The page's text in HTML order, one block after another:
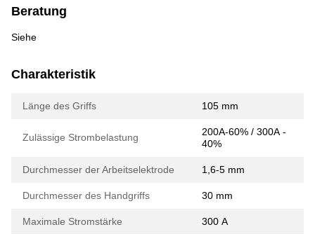
Beratung
Siehe
Charakteristik
Länge des Griffs 105 mm
Zulässige Strombelastung
200А-60% / 300А -
40%
Durchmesser der Arbeitselektrode 1,6-5 mm
Durchmesser des Handgriffs 30 mm
Maximale Stromstärke 300 А